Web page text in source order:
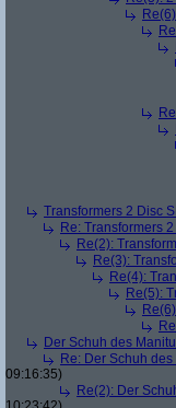
Transformers 2 Disc
Re: Transformers
Re(2):
Re(3):
Re(4):
Re(5):
Der Schuh des
Re: Der Schuh
09:16:35)
Re(2): Der